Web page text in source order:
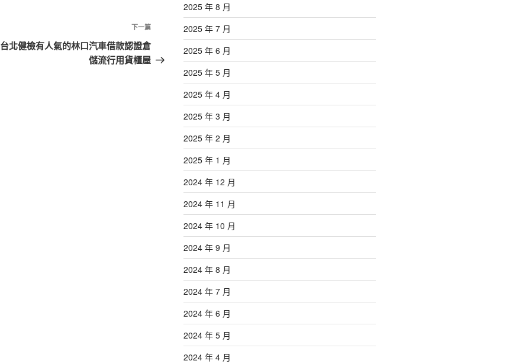
下
一
篇
下一篇
台北健檢有人氣的林口汽車借款認證倉
儲流行用貨櫃屋
2025 年 8 月
2025 年 7 月
2025 年 6 月
2025 年 5 月
2025 年 4 月
2025 年 3 月
2025 年 2 月
2025 年 1 月
2024 年 12 月
2024 年 11 月
2024 年 10 月
2024 年 9 月
2024 年 8 月
2024 年 7 月
2024 年 6 月
2024 年 5 月
2024 年 4 月